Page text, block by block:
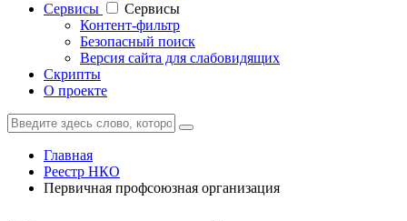
Cервисы
Cервисы
Контент-фильтр
Безопасный поиск
Версия сайта для слабовидящих
Скрипты
О проекте
Главная
Реестр НКО
Первичная профсоюзная организация